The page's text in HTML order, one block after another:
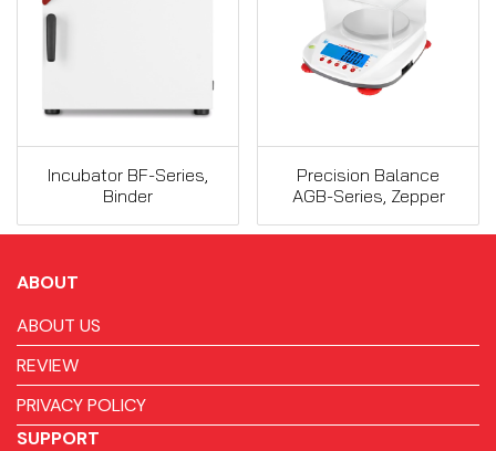
Incubator BF-Series,
Binder
Precision Balance
AGB-Series, Zepper
ABOUT
ABOUT US
REVIEW
PRIVACY POLICY
SUPPORT